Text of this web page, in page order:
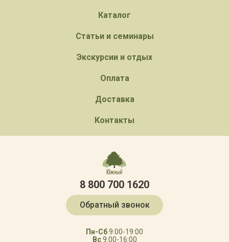
Каталог
Статьи и семинары
Экскурсии и отдых
Оплата
Доставка
Контакты
8 800 700 1620
Обратный звонок
Пн-Сб9:00-19:00
Вс9:00-16:00